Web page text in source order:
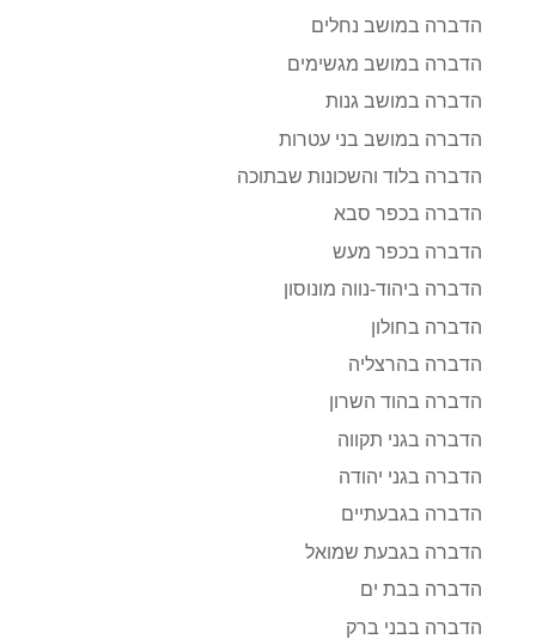
הדברה במושב נחלים
הדברה במושב מגשימים
הדברה במושב גנות
הדברה במושב בני עטרות
הדברה בלוד והשכונות שבתוכה
הדברה בכפר סבא
הדברה בכפר מעש
הדברה ביהוד-נווה מונוסון
הדברה בחולון
הדברה בהרצליה
הדברה בהוד השרון
הדברה בגני תקווה
הדברה בגני יהודה
הדברה בגבעתיים
הדברה בגבעת שמואל
הדברה בבת ים
הדברה בבני ברק